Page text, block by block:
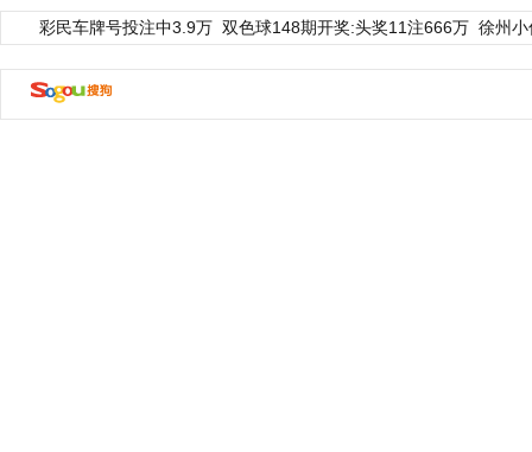
彩民车牌号投注中3.9万 双色球148期开奖:头奖11注666万 徐州